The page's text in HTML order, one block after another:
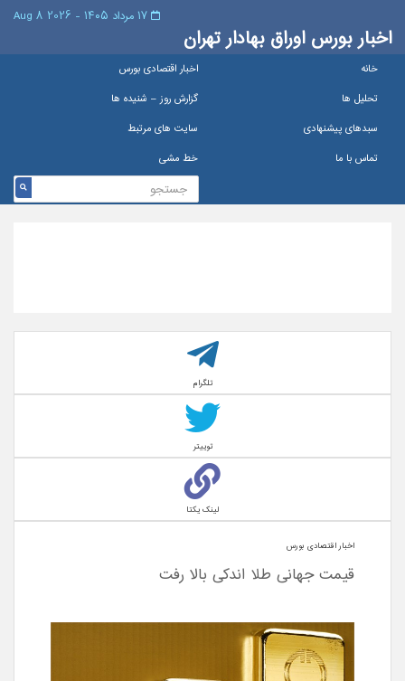
اخبار بورس اوراق بهادار تهران
خانه
اخبار اقتصادی بورس
تحلیل ها
گزارش روز – شنيده ها
سبدهای پیشنهادی
سایت های مرتبط
تماس با ما
خط مشی
تلگرام
توییتر
لینک یکتا
اخبار اقتصادی بورس
قیمت جهانی طلا اندکی بالا رفت